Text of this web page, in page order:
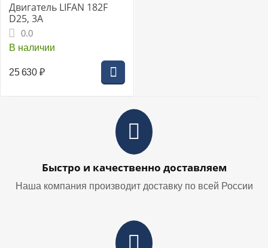
Двигатель LIFAN 182F
D25, 3А
0.0
В наличии
25 630 ₽
Быстро и качественно доставляем
Наша компания производит доставку по всей России